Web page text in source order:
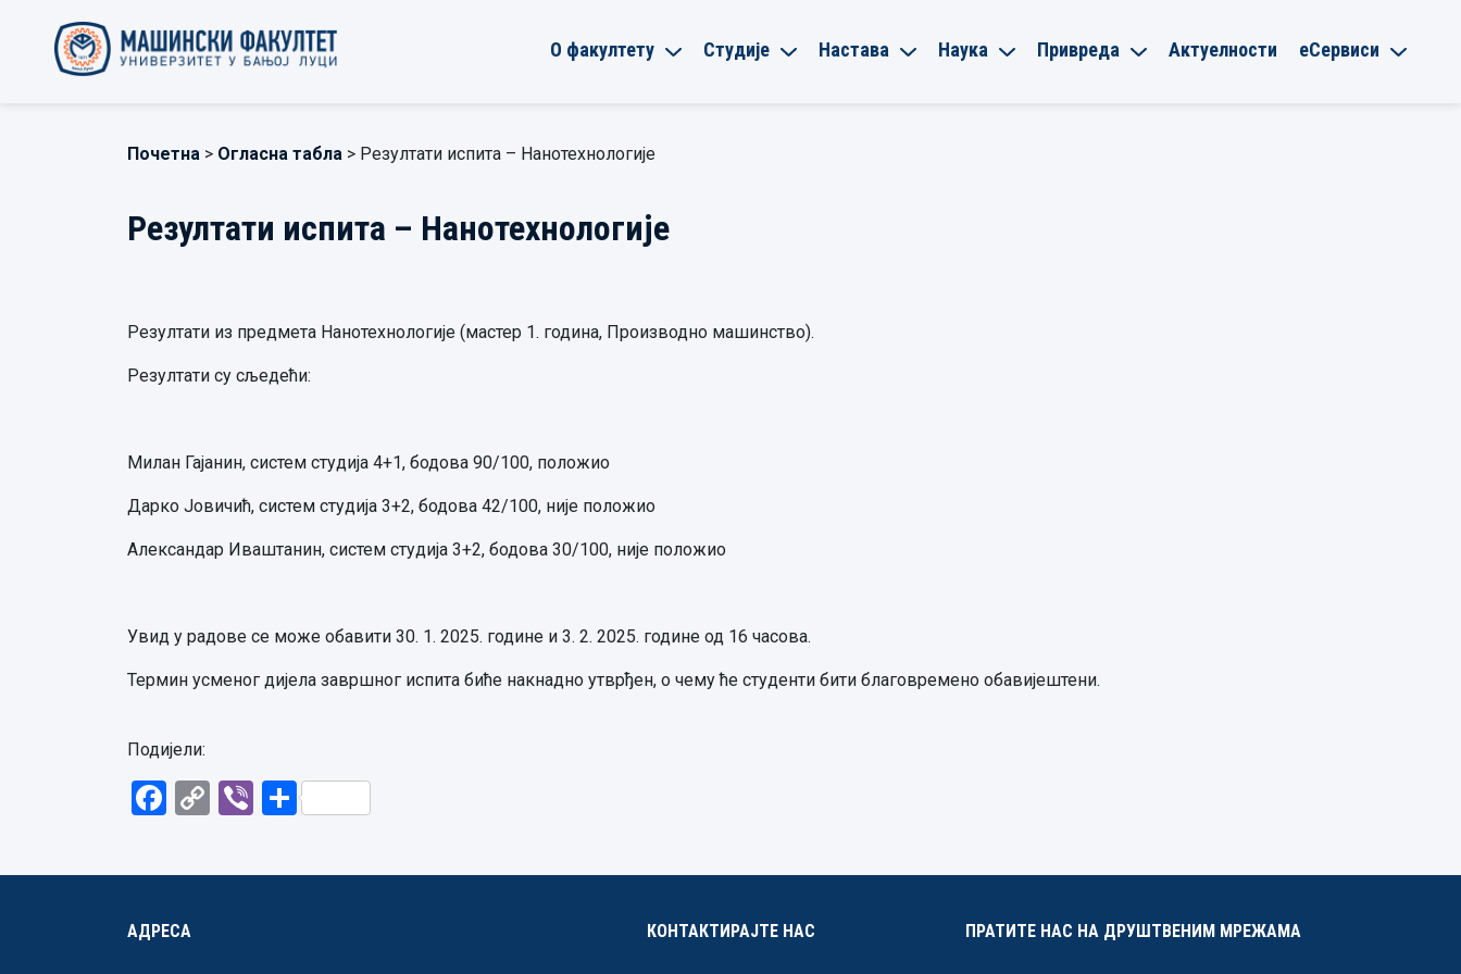
О факултету Студије Настава Наука Привреда Актуелности еСервиси
Почетна > Огласна табла > Резултати испита – Нанотехнологије
Резултати испита – Нанотехнологије
Резултати из предмета Нанотехнологије (мастер 1. година, Производно машинство).
Резултати су сљедећи:
Милан Гајанин, систем студија 4+1, бодова 90/100, положио
Дарко Јовичић, систем студија 3+2, бодова 42/100, није положио
Александар Иваштанин, систем студија 3+2, бодова 30/100, није положио
Увид у радове се може обавити 30. 1. 2025. године и 3. 2. 2025. године од 16 часова.
Термин усменог дијела завршног испита биће накнадно утврђен, о чему ће студенти бити благовремено обавијештени.
Подијели:
Facebook
CopyViberShare
АДРЕСА КОНТАКТИРАЈТЕ НАС ПРАТИТЕ НАС НА ДРУШТВЕНИМ МРЕЖАМА